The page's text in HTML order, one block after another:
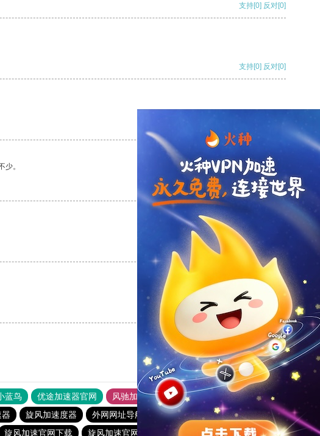
支持[0] 反对[0]
支持[0] 反对[0]
。
支持 [0] 反对[0]
支持[0] 反对
支持[0] 反对[0]
蓝鸟 优途加速器官网 风驰加速器
旋风加速器
旋风加速度器 外网网址导航 软件中心 雷霆加速
狂飙加速器
旋风加速官网下载 旋风加速官网下载